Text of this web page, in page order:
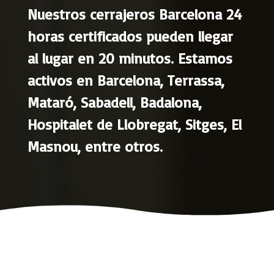
Nuestros cerrajeros Barcelona 24
horas certificados pueden llegar
al lugar en 20 minutos. Estamos
activos en Barcelona, Terrassa,
Mataró, Sabadell, Badalona,
Hospitalet de Llobregat, Sitges, El
Masnou, entre otros.